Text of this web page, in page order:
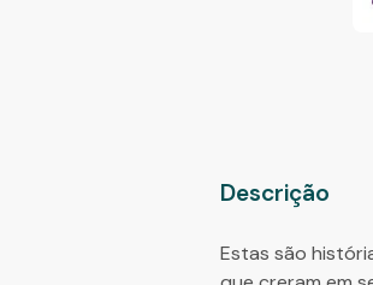
Descrição
Estas são